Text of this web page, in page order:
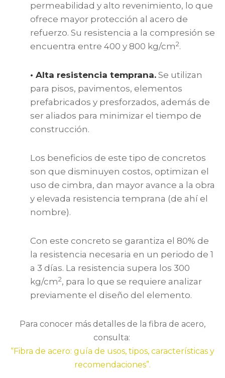
permeabilidad y alto revenimiento, lo que
ofrece mayor protección al acero de
refuerzo. Su resistencia a la compresión se
encuentra entre 400 y 800 kg/cm2.
• Alta resistencia temprana. Se utilizan
para pisos, pavimentos, elementos
prefabricados y presforzados, además de
ser aliados para minimizar el tiempo de
construcción.
Los beneficios de este tipo de concretos
son que disminuyen costos, optimizan el
uso de cimbra, dan mayor avance a la obra
y elevada resistencia temprana (de ahí el
nombre).
Con este concreto se garantiza el 80% de
la resistencia necesaria en un periodo de 1
a 3 días. La resistencia supera los 300
kg/cm2, para lo que se requiere analizar
previamente el diseño del elemento.
Para conocer más detalles de la fibra de acero,
consulta:
“Fibra de acero: guía de usos, tipos, características y
recomendaciones”.